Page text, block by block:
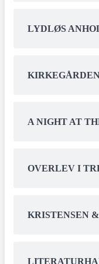
LYDLØS
A NIGHT AT
OVERLEV I
KRISTENSEN